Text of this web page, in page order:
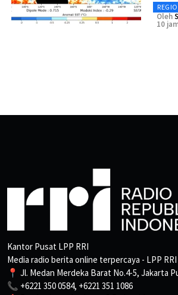
Oleh
10
Kantor Pusat LPP RRI
Media radio berita online terpercaya - LPP RRI
📍 Jl. Medan Merdeka Barat No.4-5, Jakarta
📞 +6221 350 0584, +6221 351 1086